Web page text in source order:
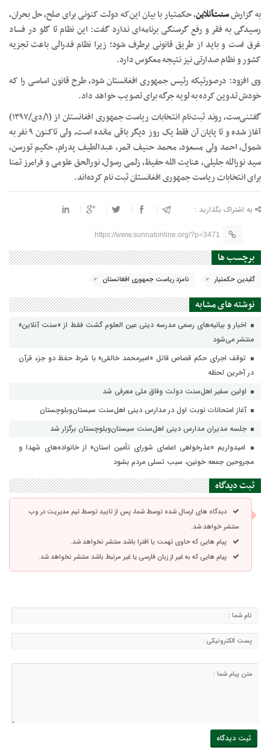
به گزارشسنت‌آنلاین، حکمتیار با بیان این‌که دولت کنونی برای صلح، حل بحران،
رسیدگی به فقر و رفع گرسنگی برنامه‌ای ندارد گفت: این نظام تا گلو در فساد
غرق است و باید از طریق قانونی برطرف شود؛ زیرا نظام فدرالی باعث تجزیه
کشور و نظام صدارتی نیز نتیجه معکوس دارد.
وی افزود: درصورتیکه رئیس جمهوری افغانستان شود، طرح قانون اساسی را که
خودش تدوین کرده به لویه جرگه برای تصویب خواهد داد.
گفتنی‌ست، روند ثبت‌نام انتخابات ریاست جمهوری افغانستان از (١/دی/١٣٩٧)
آغاز شده و تا پایان آن فقط یک روز دیگر باقی مانده است، ولی تاکنون ٩ نفر به
شمول، احمد ولی مسعود، محمد حنیف اتمر، عبدالطیف پدرام، حکیم تورسن،
سید نورالله جلیلی، عنایت الله حفیظ، زلمی رسول، نورالحق علومی و فرامرز تمنا
برای انتخابات ریاست جمهوری افغانستان ثبت نام کرده‌اند.
به اشتراک بگذارید :
https://www.sunnatonline.org/?p=3471
برچسب ها
گلبدین حکمتیار نامزد ریاست جمهوری افغانستان
نوشته های مشابه
اخبار و بیانیه‌های رسمی مدرسه دینی عین العلوم گشت فقط از «سنت آنلاین»
منتشر می‌شود
توقف اجرای حکم قصاص قاتل «امیرمحمد خالقی» با شرط حفظ دو جزء قرآن
در آخرین لحظه
اولین سفیر اهل‌سنت دولت وفاق ملی معرفی شد
آغاز امتحانات نوبت اول در مدارس دینی اهل‌سنت سیستان‌وبلوچستان
جلسه مدیران مدارس دینی اهل‌سنت سیستان‌وبلوچستان برگزار شد
امیدواریم «عذرخواهی اعضای شورای تأمین استان» از خانواده‌های شهدا و
مجروحین جمعه خونین، سبب تسلی مردم بشود
ثبت دیدگاه
دیدگاه های ارسال شده توسط شما، پس از تایید توسط تیم مدیریت در وب
منتشر خواهد شد.
پیام هایی که حاوی تهمت یا افترا باشد منتشر نخواهد شد.
پیام هایی که به غیر از زبان فارسی یا غیر مرتبط باشد منتشر نخواهد شد.